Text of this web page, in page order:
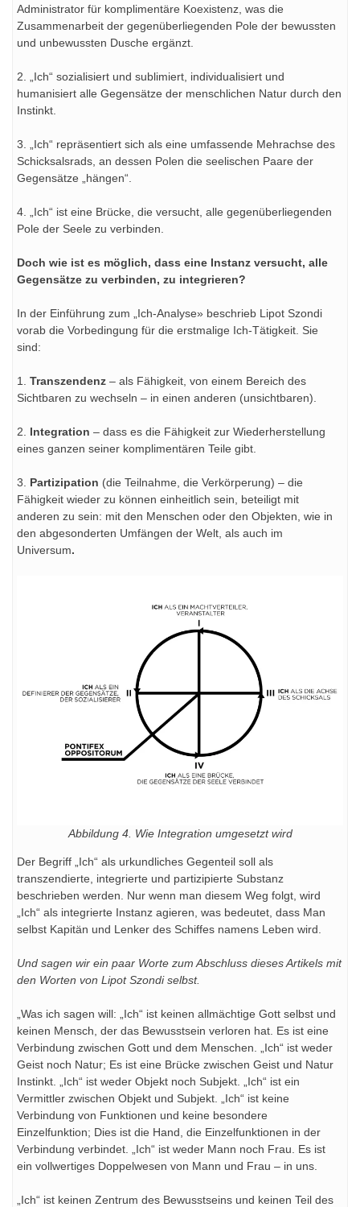
Administrator für komplimentäre Koexistenz, was die
Zusammenarbeit der gegenüberliegenden Pole der bewussten
und unbewussten Dusche ergänzt.
2. „Ich“ sozialisiert und sublimiert, individualisiert und
humanisiert alle Gegensätze der menschlichen Natur durch den
Instinkt.
3. „Ich“ repräsentiert sich als eine umfassende Mehrachse des
Schicksalsrads, an dessen Polen die seelischen Paare der
Gegensätze „hängen“.
4. „Ich“ ist eine Brücke, die versucht, alle gegenüberliegenden
Pole der Seele zu verbinden.
Doch wie ist es möglich, dass eine Instanz versucht, alle
Gegensätze zu verbinden, zu integrieren?
In der Einführung zum „Ich-Analyse» beschrieb Lipot Szondi
vorab die Vorbedingung für die erstmalige Ich-Tätigkeit. Sie
sind:
1. Transzendenz – als Fähigkeit, von einem Bereich des
Sichtbaren zu wechseln – in einen anderen (unsichtbaren).
2. Integration – dass es die Fähigkeit zur Wiederherstellung
eines ganzen seiner komplimentären Teile gibt.
3. Partizipation (die Teilnahme, die Verkörperung) – die
Fähigkeit wieder zu können einheitlich sein, beteiligt mit
anderen zu sein: mit den Menschen oder den Objekten, wie in
den abgesonderten Umfängen der Welt, als auch im
Universum.
Abbildung 4. Wie Integration umgesetzt wird
Der Begriff „Ich“ als urkundliches Gegenteil soll als
transzendierte, integrierte und partizipierte Substanz
beschrieben werden. Nur wenn man diesem Weg folgt, wird
„Ich“ als integrierte Instanz agieren, was bedeutet, dass Man
selbst Kapitän und Lenker des Schiffes namens Leben wird.
Und sagen wir ein paar Worte zum Abschluss dieses Artikels mit
den Worten von Lipot Szondi selbst.
„Was ich sagen will: „Ich“ ist keinen allmächtige Gott selbst und
keinen Mensch, der das Bewusstsein verloren hat. Es ist eine
Verbindung zwischen Gott und dem Menschen. „Ich“ ist weder
Geist noch Natur; Es ist eine Brücke zwischen Geist und Natur
Instinkt. „Ich“ ist weder Objekt noch Subjekt. „Ich“ ist ein
Vermittler zwischen Objekt und Subjekt. „Ich“ ist keine
Verbindung von Funktionen und keine besondere
Einzelfunktion; Dies ist die Hand, die Einzelfunktionen in der
Verbindung verbindet. „Ich“ ist weder Mann noch Frau. Es ist
ein vollwertiges Doppelwesen von Mann und Frau – in uns.
„Ich“ ist keinen Zentrum des Bewusstseins und keinen Teil des